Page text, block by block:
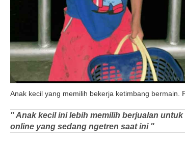
Anak kecil yang memilih bekerja ketimbang bermain.
" Anak kecil ini lebih memilih berjualan
online yang sedang ngetren saat ini "